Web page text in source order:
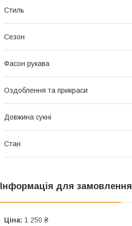
Стиль
Сезон
Фасон рукава
Оздоблення та прикраси
Довжина сукні
Стан
Інформація для замовлення
Ціна: 1 250 ₴